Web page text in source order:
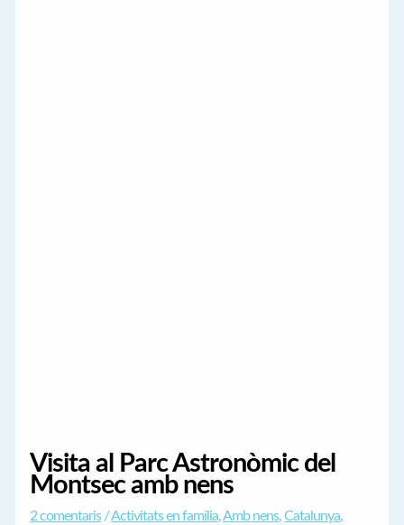
Visita al Parc Astronòmic del
Montsec amb nens
2 comentaris /Activitats en família,Amb nens,Catalunya,